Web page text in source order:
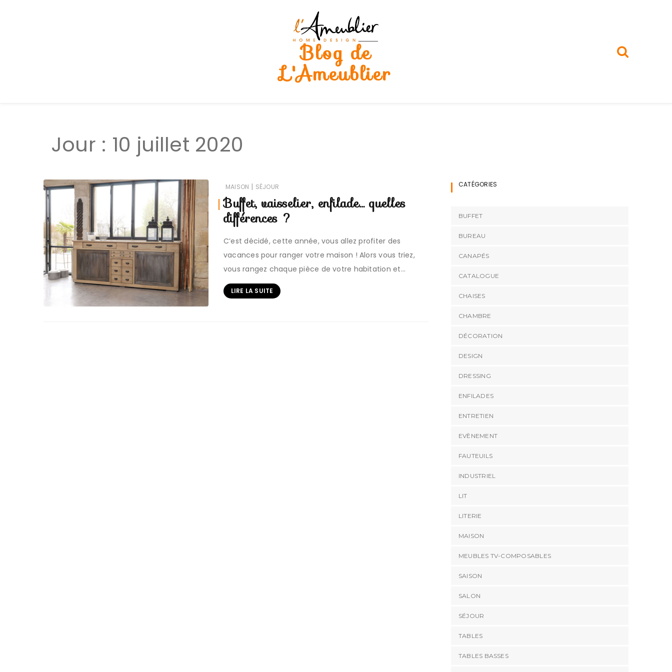
Blog de
L'Ameublier
Jour : 10 juillet 2020
MAISON | SÉJOUR
Buffet, vaisselier, enfilade… quelles
différences ?
C’est décidé, cette année, vous allez profiter des
vacances pour ranger votre maison ! Alors vous triez,
vous rangez chaque pièce de votre habitation et…
LIRE LA SUITE
CATÉGORIES
BUFFET
BUREAU
CANAPÉS
CATALOGUE
CHAISES
CHAMBRE
DÉCORATION
DESIGN
DRESSING
ENFILADES
ENTRETIEN
EVÈNEMENT
FAUTEUILS
INDUSTRIEL
LIT
LITERIE
MAISON
MEUBLES TV-COMPOSABLES
SAISON
SALON
SÉJOUR
TABLES
TABLES BASSES